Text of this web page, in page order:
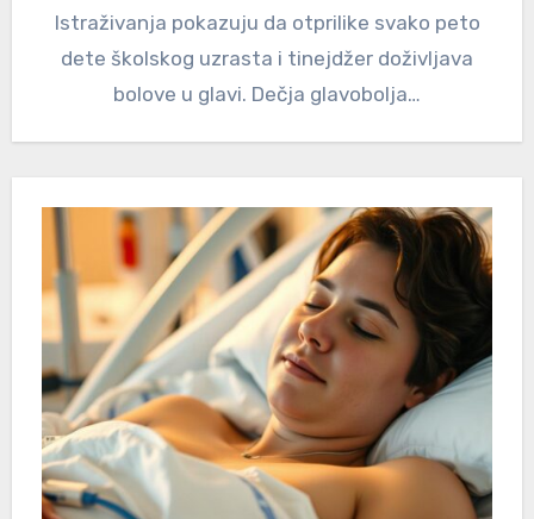
Istraživanja pokazuju da otprilike svako peto
dete školskog uzrasta i tinejdžer doživljava
bolove u glavi. Dečja glavobolja…